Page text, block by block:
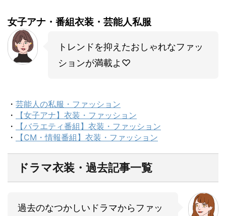
女子アナ・番組衣装・芸能人私服
トレンドを抑えたおしゃれなファッ
ションが満載よ♡
・ 芸能人の私服・ファッション
・
【女子アナ】衣装・ファッション
・
【バラエティ番組】衣装・ファッション
・
【CM・情報番組】衣装・ファッション
ドラマ衣装・過去記事一覧
過去のなつかしいドラマからファッ